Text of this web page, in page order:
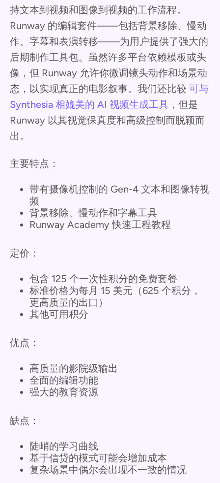
持文本到视频和图像到视频的工作流程。
Runway 的编辑套件——包括背景移除、慢动
作、字幕和表演转移——为用户提供了强大的
后期制作工具包。虽然许多平台依赖模板或头
像，但 Runway 允许你微调镜头动作和场景动
态，以实现真正的电影叙事。我们还比较 可与
Synthesia 相媲美的 AI 视频生成工具 ，但是
Runway 以其视觉保真度和高级控制而脱颖而
出。
主要特点：
带有摄像机控制的 Gen-4 文本和图像转视
频
背景移除、慢动作和字幕工具
Runway Academy 快速工程教程
定价：
包含 125 个一次性积分的免费套餐
标准价格为每月 15 美元（625 个积分，
更高质量的出口）
其他可用积分
优点：
高质量的影院级输出
全面的编辑功能
强大的教育资源
缺点：
陡峭的学习曲线
基于信贷的模式可能会增加成本
复杂场景中偶尔会出现不一致的情况